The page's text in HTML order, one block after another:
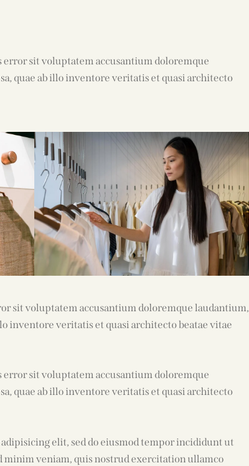
error sit voluptatem accusantium doloremque
quae ab illo inventore veritatis et quasi architecto
sit voluptatem accusantium doloremque laudantium,
inventore veritatis et quasi architecto beatae vitae
error sit voluptatem accusantium doloremque
quae ab illo inventore veritatis et quasi architecto
elit, sed do eiusmod tempor incididunt ut
minim veniam, quis nostrud exercitation ullamco